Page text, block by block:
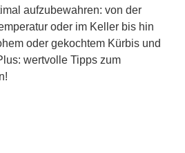
aufzubewahren: von der
oder im Keller bis hin
oder gekochtem Kürbis und
wertvolle Tipps zum